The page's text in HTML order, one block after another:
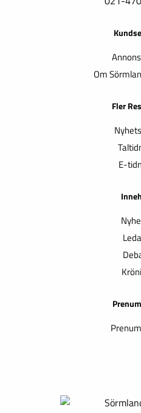
Om
Fler
E-